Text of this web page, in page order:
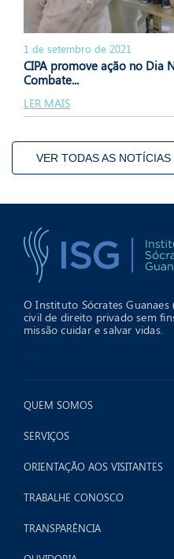
1 de setembro de 2021
CIPA promove ação no Dia
Combate...
LER MAIS
VER TODAS AS NOTÍCIAS
O Instituto Sócrates Guanaes
civil de direito privado sem
missão cuidar e salvar vidas.
>
QUEM SOMOS
SERVIÇOS
ORIENTAÇÃO AOS VISITANTES
TRABALHE CONOSCO
TRANSPARÊNCIA